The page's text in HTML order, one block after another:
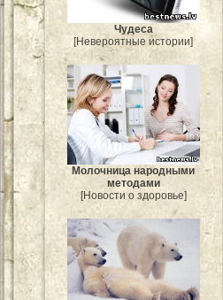
Чудеса
[Невероятные истории]
Молочница народными
методами
[Новости о здоровье]